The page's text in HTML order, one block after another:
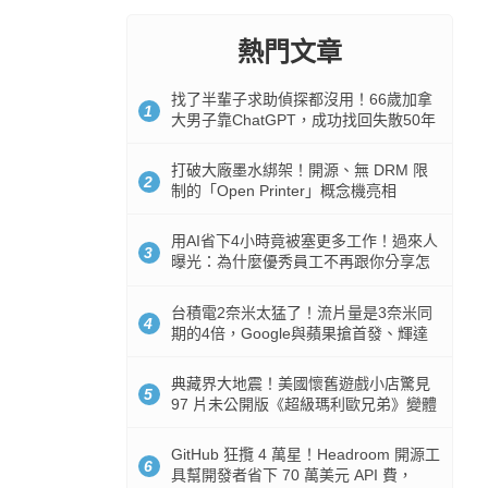
熱門文章
1
找了半輩子求助偵探都沒用！66歲加拿
大男子靠ChatGPT，成功找回失散50年
2
打破大廠墨水綁架！開源、無 DRM 限
制的「Open Printer」概念機亮相
3
用AI省下4小時竟被塞更多工作！過來人
曝光：為什麼優秀員工不再跟你分享怎
4
台積電2奈米太猛了！流片量是3奈米同
期的4倍，Google與蘋果搶首發、輝達
5
典藏界大地震！美國懷舊遊戲小店驚見
97 片未公開版《超級瑪利歐兄弟》變體
6
GitHub 狂攬 4 萬星！Headroom 開源工
具幫開發者省下 70 萬美元 API 費，